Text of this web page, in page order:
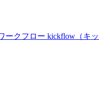
ークフロー kickflow（キッ